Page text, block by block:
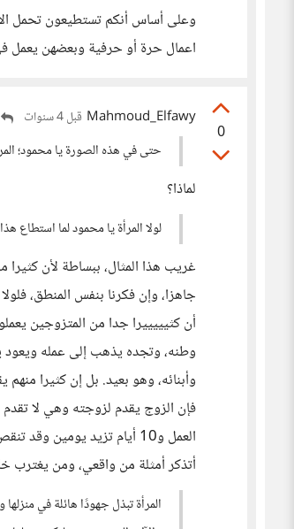
وعلى أساس أنكم تستطيعون تحمل
اعمال حرة أو حرفية وبعضهن يعمل
0
Mahmoud_Elfawy قبل 4 سنوات
حتى في هذه الصورة يا محمود؛
لماذا؟
لولا المرأة يا محمود لما استطاع
غريب هذا المثال، ببساطة لأن
جاهزا، وإن فكرنا بنفس المنطق،
أن كثيييييرا جدا من المتزوجين
وطنه، وتجده يذهب إلى عمله
وأبنائه، وهو بعيد. بل إن كثيرا
فإن الزوج يقدم لزوجته وهي لا
أتذكر أمثلة من واقعي، ومن
المرأة تبذل جهودًا هائلة في